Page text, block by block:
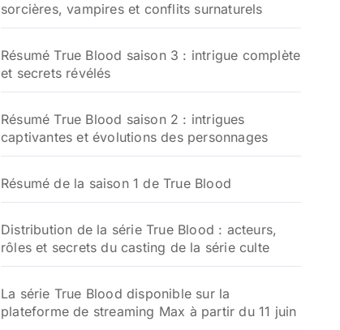
sorcières, vampires et conflits surnaturels
Résumé True Blood saison 3 : intrigue complète
et secrets révélés
Résumé True Blood saison 2 : intrigues
captivantes et évolutions des personnages
Résumé de la saison 1 de True Blood
Distribution de la série True Blood : acteurs,
rôles et secrets du casting de la série culte
La série True Blood disponible sur la
plateforme de streaming Max à partir du 11 juin